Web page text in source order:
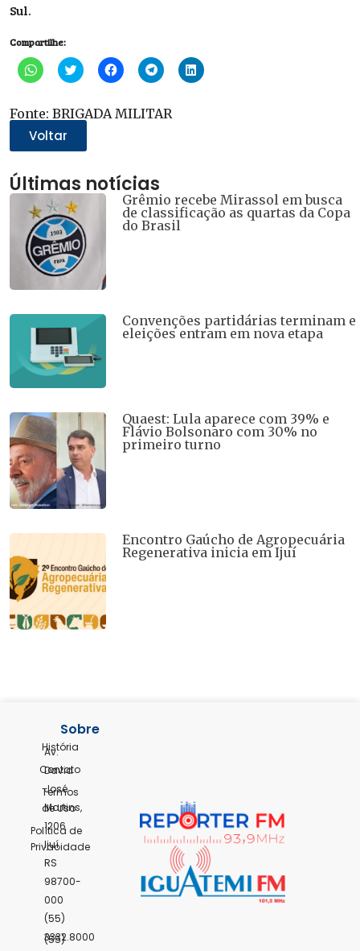
Sul.
Compartilhe:
Clique
para
WhatsApp(abre
em
nova
janela)
Clique
para
Twitter(abre
em
Clique
para
Facebook(abre
em
Clique
para
Telegram(abre
em
Clique
para
Fonte: BRIGADA MILITAR
Voltar
Últimas notícias
Grêmio recebe Mirassol em busca
de classificação as quartas da Copa
do Brasil
Convenções partidárias terminam e
eleições entram em nova etapa
Quaest: Lula aparece com 39% e
Flávio Bolsonaro com 30% no
primeiro turno
Encontro Gaúcho de Agropecuária
Regenerativa inicia em Ijuí
Av.
David
José
Martins,
1206
Ijuí,
RS
98700-
000
(55)
3332.8000
(55)
Sobre
História
Contato
Termos
de Uso
Política de
Privacidade